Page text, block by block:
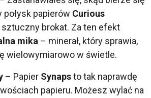
papierów Curious
sztuczny brokat. Za ten efekt
mika – minerał, który sprawia,
wielowymiarowo w świetle.
– Papier Synapsto tak naprawdę
papieru. Możesz wylać na